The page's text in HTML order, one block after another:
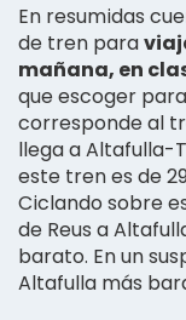
En resumidas
de tren para
mañana, en
que escoger
corresponde al
llega a Altafulla-
este tren es de
Ciclando sobre
de Reus a
barato. En un
Altafulla más